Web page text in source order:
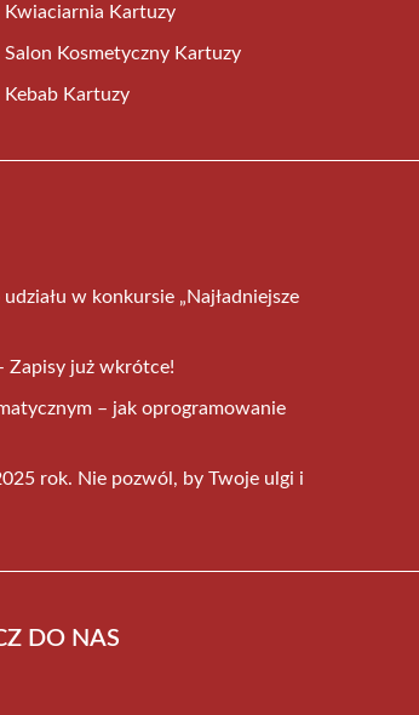
Kwiaciarnia Kartuzy
Salon Kosmetyczny Kartuzy
Kebab Kartuzy
w konkursie „Najładniejsze
Zapisy już wkrótce!
– jak oprogramowanie
rok. Nie pozwól, by Twoje ulgi i
DO NAS